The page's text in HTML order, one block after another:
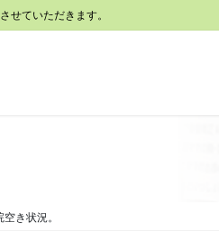
せていただきます。
き状況。